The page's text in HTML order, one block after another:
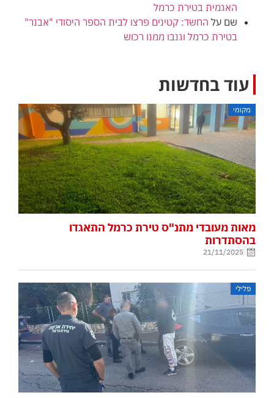
האגמית בטירת כרמל
שם על החשד: קטינים פרצו לבית הספר היסודי "אבנר"
בטירת כרמל וגנבו ממנו רכוש
עוד בחדשות
מקומי
מאות מעובדי מתנ"ס טירת כרמל התאגדו
בהסתדרות
21/11/2025
פלילי